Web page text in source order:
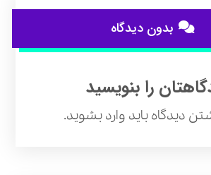
بدون دیدگاه
را بنویسید
دیدگاه باید وارد بشوید.